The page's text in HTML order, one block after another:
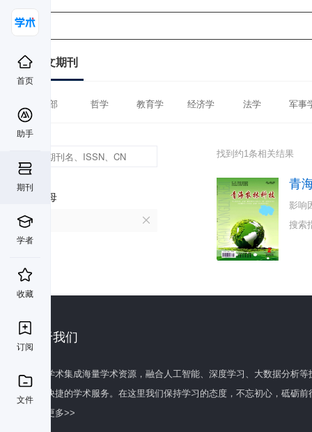
首页
助手
期刊
学者
收藏
订阅
文件
中文期刊
全部 哲学 教育学 经济学 法学 军事
首字母
Q
找到约1条相关结果
青
影响
搜索
关于我们
百度学术集成海量学术资源，融合人工智能、深度学习、大数据分析
全面快捷的学术服务。在这里我们保持学习的态度，不忘初心，砥砺前
了解更多>>